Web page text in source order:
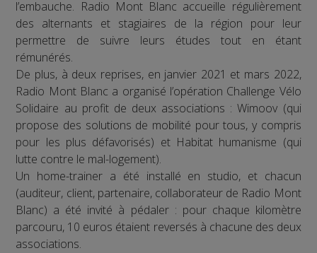
l’embauche. Radio Mont Blanc accueille régulièrement
des alternants et stagiaires de la région pour leur
permettre de suivre leurs études tout en étant
rémunérés.
De plus, à deux reprises, en janvier 2021 et mars 2022,
Radio Mont Blanc a organisé l’opération Challenge Vélo
Solidaire au profit de deux associations : Wimoov (qui
propose des solutions de mobilité pour tous, y compris
pour les plus défavorisés) et Habitat humanisme (qui
lutte contre le mal-logement).
Un home-trainer a été installé en studio, et chacun
(auditeur, client, partenaire, collaborateur de Radio Mont
Blanc) a été invité à pédaler : pour chaque kilomètre
parcouru, 10 euros étaient reversés à chacune des deux
associations.